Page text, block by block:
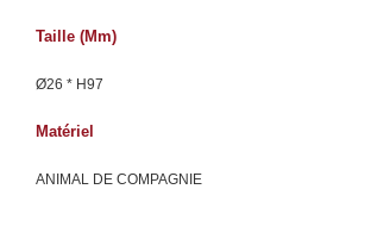
Taille (mm)
Ø26 * H97
Matériel
ANIMAL DE COMPAGNIE